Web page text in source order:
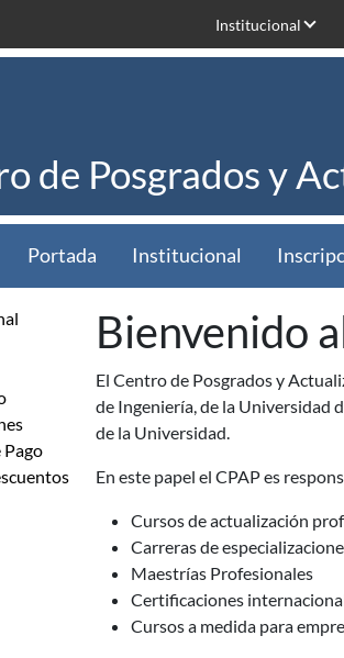
Institucional
de Posgrados y
Portada Institucional
Pago
Bienvenido
El Centro de Posgrados y
de Ingeniería, de la Universidad
de la Universidad.
En este papel el CPAP es
Cursos de actualización
Carreras de
Maestrías Profesionales
Certificaciones
Cursos a medida para